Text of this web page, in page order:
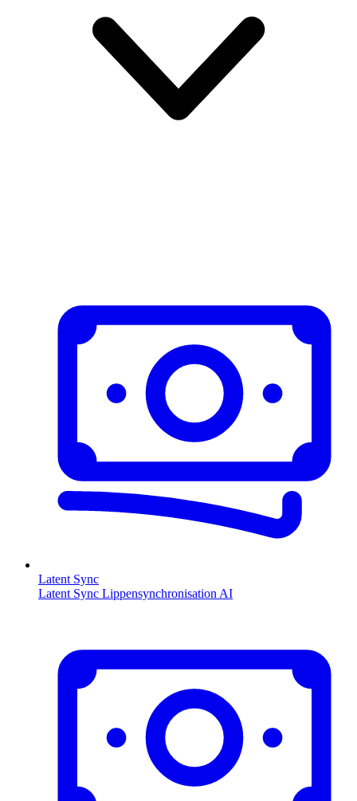
Latent Sync
Latent Sync Lippensynchronisation AI